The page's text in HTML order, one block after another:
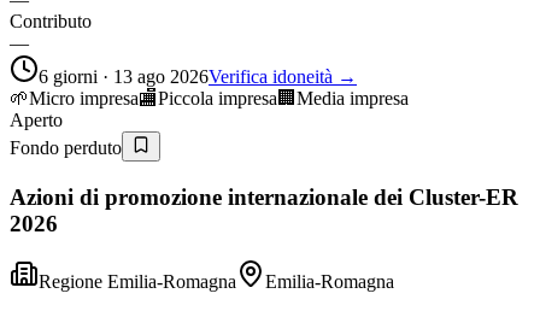
Contributo
—
6 giorni · 13 ago 2026Verifica idoneità →
🌱Micro impresa🏬Piccola impresa 🏢 Media impresa
Aperto
Fondo perduto
Azioni di promozione internazionale dei Cluster-ER
2026
Regione Emilia-Romagna
Emilia-Romagna